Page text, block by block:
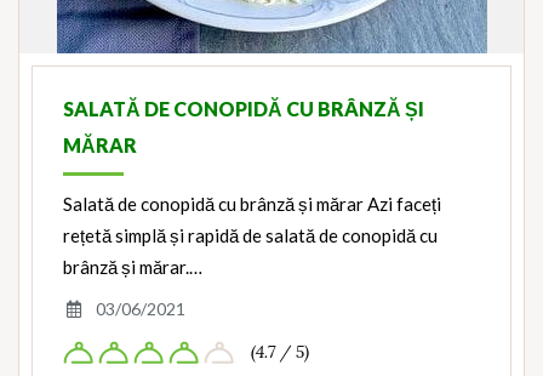
SALATĂ DE CONOPIDĂ CU BRÂNZĂ ȘI
MĂRAR
Salată de conopidă cu brânză și mărar Azi faceți
rețetă simplă și rapidă de salată de conopidă cu
brânză și mărar.…
03/06/2021
(4.7 / 5)